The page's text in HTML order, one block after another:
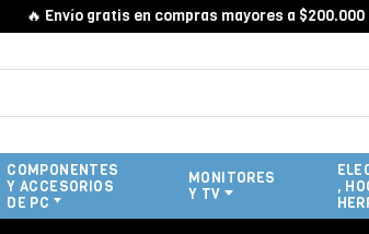
🔥 Envío gratis en compras mayores a $200.000 🔥
COMPONENTES
Y ACCESORIOS
DE PC
MONITORES
Y TV
,